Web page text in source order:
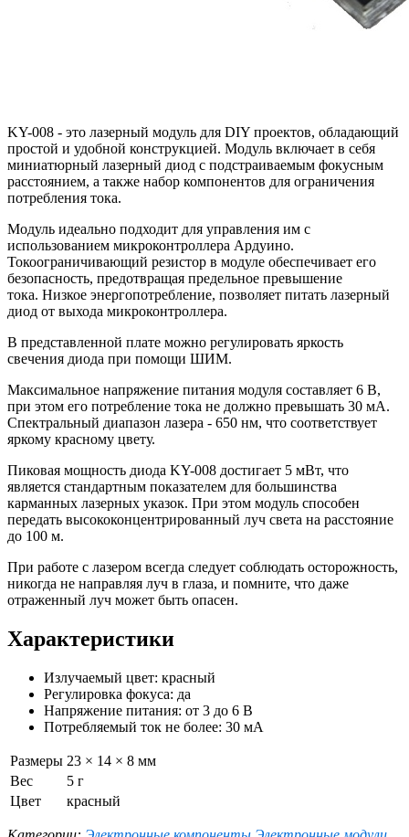
KY-008 - это лазерный модуль для DIY проектов, обладающий
простой и удобной конструкцией. Модуль включает в себя
миниатюрный лазерный диод с подстраиваемым фокусным
расстоянием, а также набор компонентов для ограничения
потребления тока.
Модуль идеально подходит для управления им с
использованием микроконтроллера Ардуино.
Токоограничивающий резистор в модуле обеспечивает его
безопасность, предотвращая предельное превышение
тока. Низкое энергопотребление, позволяет питать лазерный
диод от выхода микроконтроллера.
В представленной плате можно регулировать яркость
свечения диода при помощи ШИМ.
Максимальное напряжение питания модуля составляет 6 В,
при этом его потребление тока не должно превышать 30 мА.
Спектральный диапазон лазера - 650 нм, что соответствует
яркому красному цвету.
Пиковая мощность диода KY-008 достигает 5 мВт, что
является стандартным показателем для большинства
карманных лазерных указок. При этом модуль способен
передать высококонцентрированный луч света на расстояние
до 100 м.
При работе с лазером всегда следует соблюдать осторожность,
никогда не направляя луч в глаза, и помните, что даже
отраженный луч может быть опасен.
Характеристики
Излучаемый цвет: красный
Регулировка фокуса: да
Напряжение питания: от 3 до 6 В
Потребляемый ток не более: 30 мА
Размеры 23 × 14 × 8 мм
Вес
5 г
Цвет
красный